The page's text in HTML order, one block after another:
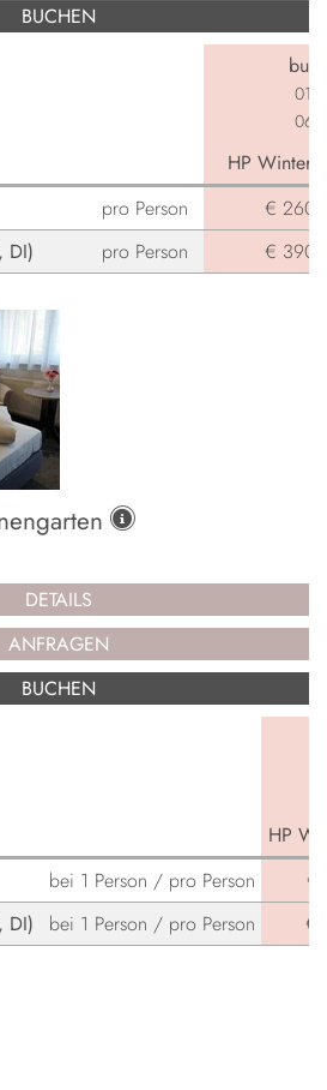
BUCHEN
HP
pro Person
€ 260,-
DI)
pro Person € 390,-
DETAILS
ANFRAGEN
BUCHEN
HP
bei 1 Person / pro Person
€
DI)
bei 1 Person / pro Person €